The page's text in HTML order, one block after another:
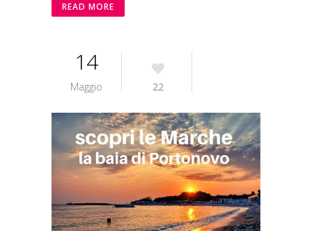
READ MORE
14
Maggio 22